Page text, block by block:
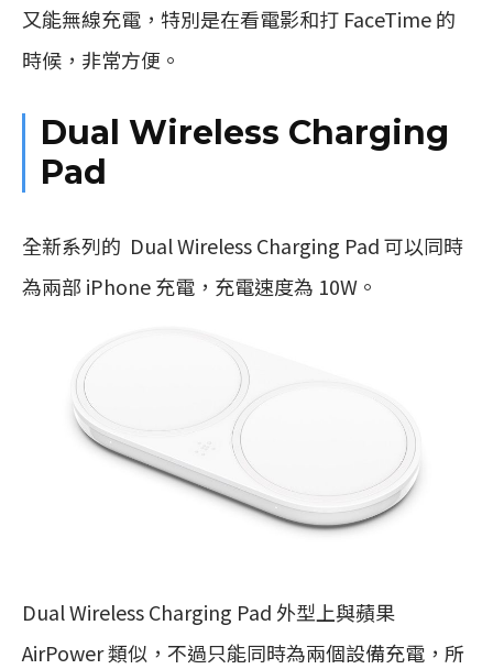
又能無線充電，特別是在看電影和打 FaceTime 的
時候，非常方便。
Dual Wireless Charging
Pad
全新系列的 Dual Wireless Charging Pad 可以同時
為兩部 iPhone 充電，充電速度為 10W。
Dual Wireless Charging Pad 外型上與蘋果
AirPower 類似，不過只能同時為兩個設備充電，所